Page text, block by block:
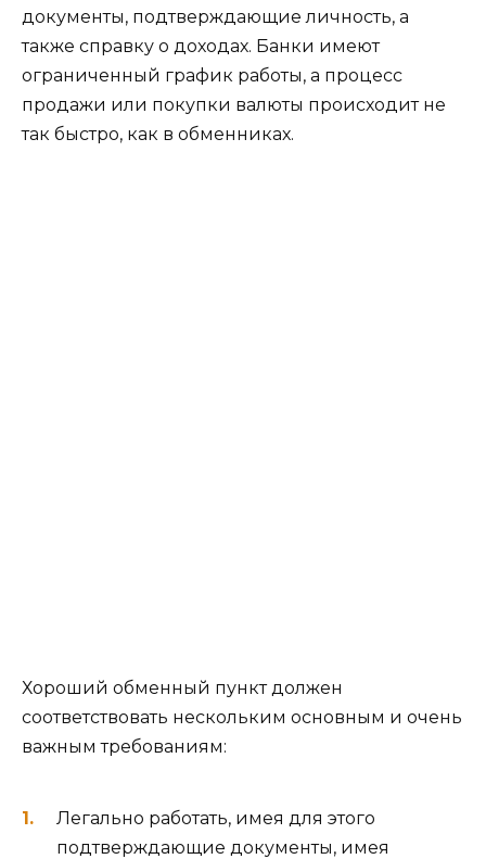
документы, подтверждающие личность, а
также справку о доходах. Банки имеют
ограниченный график работы, а процесс
продажи или покупки валюты происходит не
так быстро, как в обменниках.
Хороший обменный пункт должен
соответствовать нескольким основным и очень
важным требованиям:
Легально работать, имея для этого
подтверждающие документы, имея